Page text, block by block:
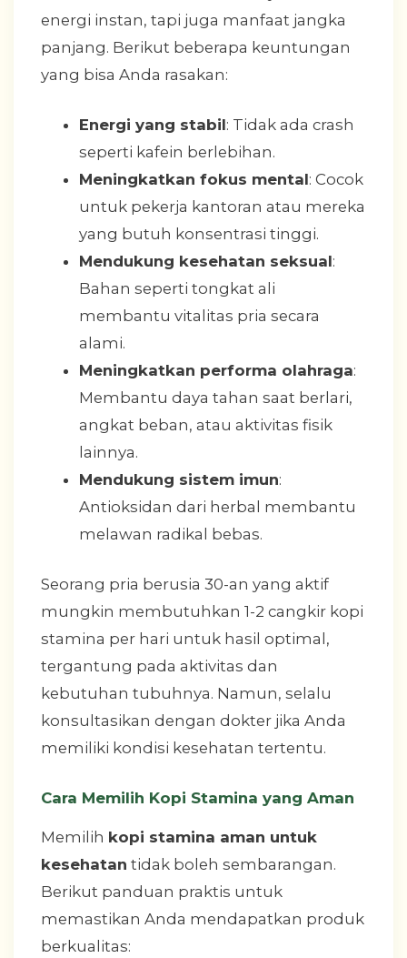
energi instan, tapi juga manfaat jangka
panjang. Berikut beberapa keuntungan
yang bisa Anda rasakan:
Energi yang stabil: Tidak ada crash
seperti kafein berlebihan.
Meningkatkan fokus mental: Cocok
untuk pekerja kantoran atau mereka
yang butuh konsentrasi tinggi.
Mendukung kesehatan seksual:
Bahan seperti tongkat ali
membantu vitalitas pria secara
alami.
Meningkatkan performa olahraga:
Membantu daya tahan saat berlari,
angkat beban, atau aktivitas fisik
lainnya.
Mendukung sistem imun:
Antioksidan dari herbal membantu
melawan radikal bebas.
Seorang pria berusia 30-an yang aktif
mungkin membutuhkan 1-2 cangkir kopi
stamina per hari untuk hasil optimal,
tergantung pada aktivitas dan
kebutuhan tubuhnya. Namun, selalu
konsultasikan dengan dokter jika Anda
memiliki kondisi kesehatan tertentu.
Cara Memilih Kopi Stamina yang Aman
Memilih kopi stamina aman untuk
kesehatan tidak boleh sembarangan.
Berikut panduan praktis untuk
memastikan Anda mendapatkan produk
berkualitas: